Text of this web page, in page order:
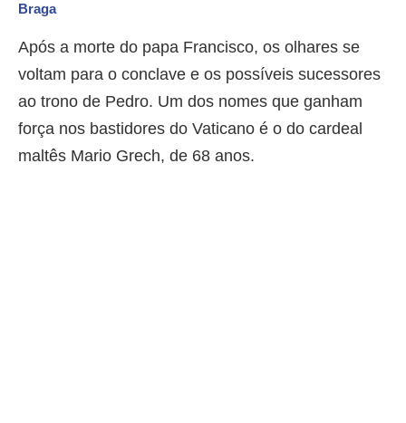
Braga
Após a morte do papa Francisco, os olhares se
voltam para o conclave e os possíveis sucessores
ao trono de Pedro. Um dos nomes que ganham
força nos bastidores do Vaticano é o do cardeal
maltês Mario Grech, de 68 anos.